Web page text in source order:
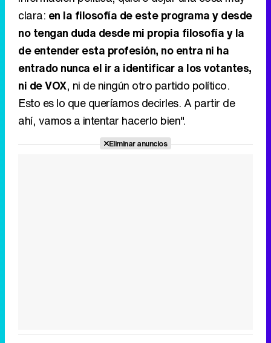
clara: en la filosofía de este programa y desde
no tengan duda desde mi propia filosofía y la
de entender esta profesión, no entra ni ha
entrado nunca el ir a identificar a los votantes,
ni de VOX, ni de ningún otro partido político.
Esto es lo que queríamos decirles. A partir de
ahí, vamos a intentar hacerlo bien".
Eliminar anuncios